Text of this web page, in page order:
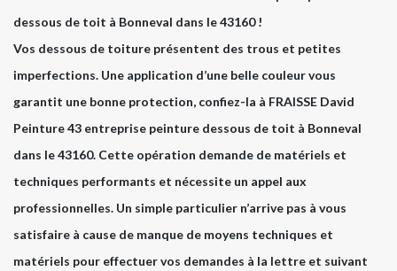
dessous de toit à Bonneval dans le 43160 !
Vos dessous de toiture présentent des trous et petites
imperfections. Une application d’une belle couleur vous
garantit une bonne protection, confiez-la à FRAISSE David
Peinture 43 entreprise peinture dessous de toit à Bonneval
dans le 43160. Cette opération demande de matériels et
techniques performants et nécessite un appel aux
professionnelles. Un simple particulier n’arrive pas à vous
satisfaire à cause de manque de moyens techniques et
matériels pour effectuer vos demandes à la lettre et suivant